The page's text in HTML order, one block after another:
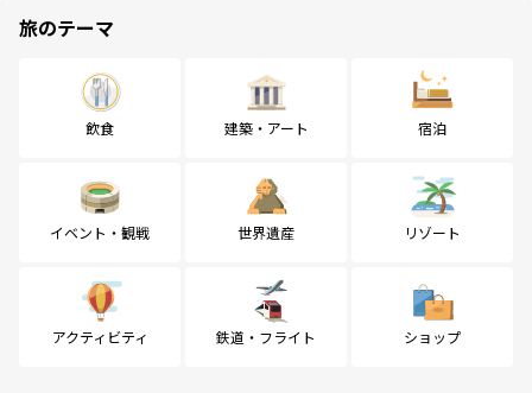
旅のテーマ
飲食 建築・アート 宿泊
イベント・観戦 世界遺産 リゾート
アクティビティ 鉄道・フライト ショップ